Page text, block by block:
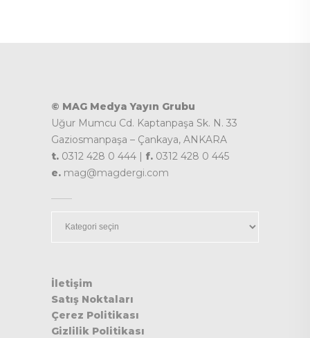
© MAG Medya Yayın Grubu
Uğur Mumcu Cd. Kaptanpaşa Sk. N. 33
Gaziosmanpaşa – Çankaya, ANKARA
t. 0312 428 0 444 | f. 0312 428 0 445
e. mag@magdergi.com
İletişim
Satış Noktaları
Çerez Politikası
Gizlilik Politikası